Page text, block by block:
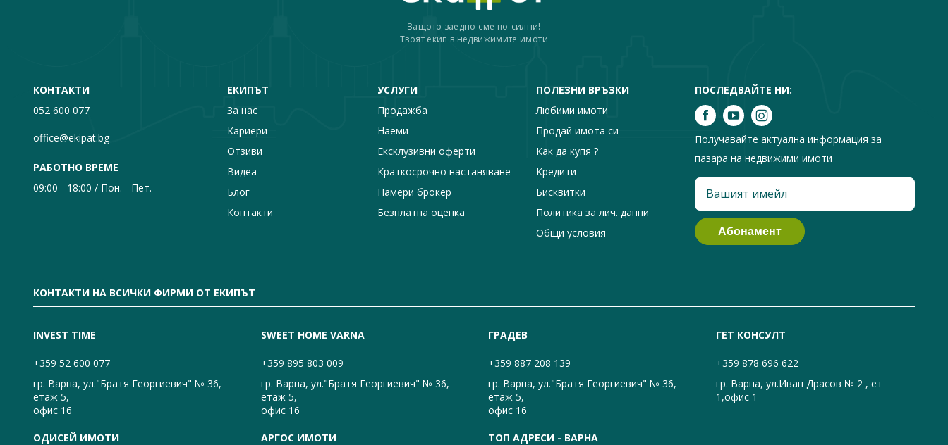
Защото заедно сме по-силни!
Твоят екип в недвижимите имоти
КОНТАКТИ
052 600 077
office@ekipat.bg
РАБОТНО ВРЕМЕ
09:00 - 18:00 / Пон. - Пет.
ЕКИПЪТ
За нас
Кариери
Отзиви
Видеа
Блог
Контакти
УСЛУГИ
Продажба
Наеми
Ексклузивни оферти
Краткосрочно настаняване
Намери брокер
Безплатна оценка
ПОЛЕЗНИ ВРЪЗКИ
Любими имоти
Продай имота си
Как да купя ?
Кредити
Бисквитки
Политика за лич. данни
Общи условия
ПОСЛЕДВАЙТЕ НИ:
Получавайте актуална информация за
пазара на недвижими имоти
КОНТАКТИ НА ВСИЧКИ ФИРМИ ОТ ЕКИПЪТ
INVEST TIME
+359 52 600 077
гр. Варна, ул."Братя Георгиевич" № 36,
етаж 5,
офис 16
SWEET HOME VARNA
+359 895 803 009
гр. Варна, ул."Братя Георгиевич" № 36,
етаж 5,
офис 16
ГРАДЕВ
+359 887 208 139
гр. Варна, ул."Братя Георгиевич" № 36,
етаж 5,
офис 16
ГЕТ КОНСУЛТ
+359 878 696 622
гр. Варна, ул.Иван Драсов № 2 , ет
1,офис 1
ОДИСЕЙ ИМОТИ АРГОС ИМОТИ ТОП АДРЕСИ - ВАРНА